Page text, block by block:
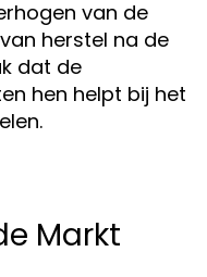
van de
herstel na de
dat de
hen helpt bij het
Markt